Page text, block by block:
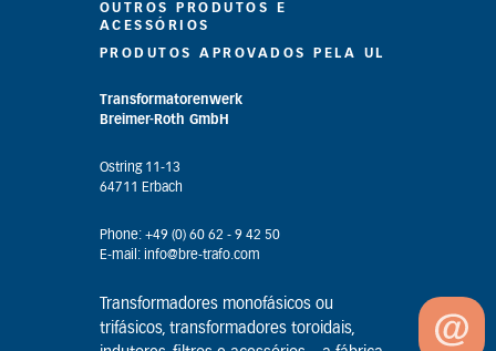
OUTROS PRODUTOS E
ACESSÓRIOS
PRODUTOS APROVADOS PELA UL
Transformatorenwerk
Breimer-Roth GmbH
Ostring 11-13
64711 Erbach
Phone: +49 (0) 60 62 - 9 42 50
E-mail: info@bre-trafo.com
Transformadores monofásicos ou
trifásicos, transformadores toroidais,